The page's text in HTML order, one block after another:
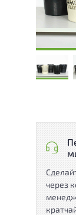
через